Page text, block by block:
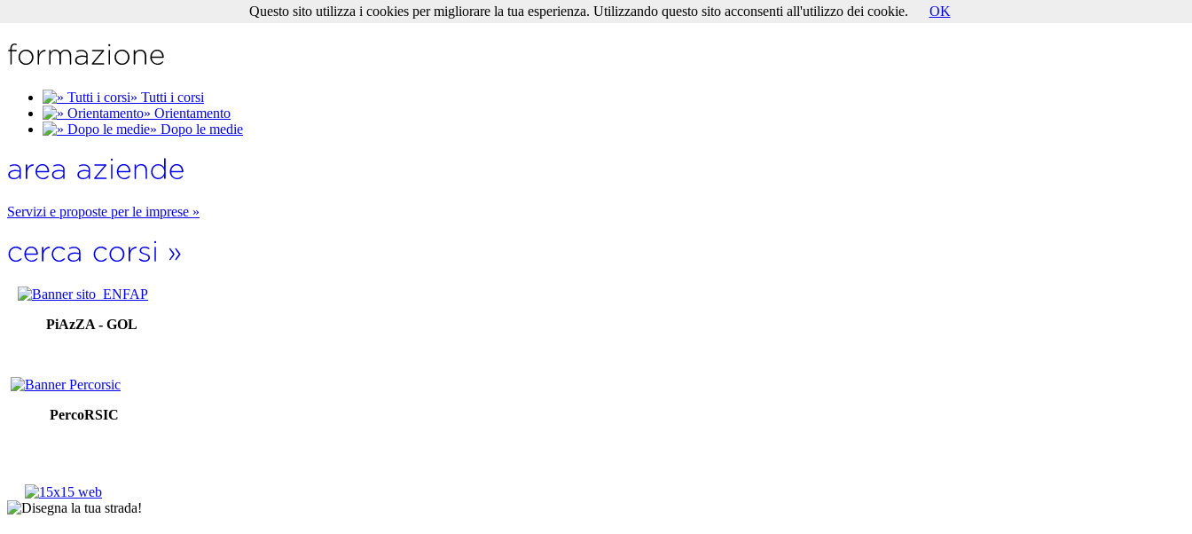
» Tutti i corsi
» Orientamento
» Dopo le medie
Servizi e proposte per le imprese »
PiAzZA - GOL
PercoRSIC
Questo sito utilizza i cookies per migliorare la tua esperienza. Utilizzando questo sito acconsenti all'utilizzo dei cookie. OK